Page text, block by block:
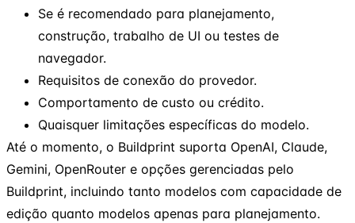
Se é recomendado para planejamento,
construção, trabalho de UI ou testes de
navegador.
Requisitos de conexão do provedor.
Comportamento de custo ou crédito.
Quaisquer limitações específicas do modelo.
Até o momento, o Buildprint suporta OpenAI, Claude,
Gemini, OpenRouter e opções gerenciadas pelo
Buildprint, incluindo tanto modelos com capacidade de
edição quanto modelos apenas para planejamento.